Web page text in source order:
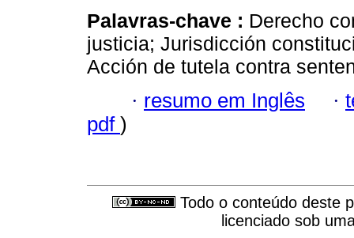
Palavras-chave : Derecho
justicia; Jurisdicción
Acción de tutela contra
· resumo em Inglês ·
pdf )
Todo o conteúdo deste
licenciado sob